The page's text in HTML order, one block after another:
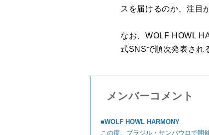
スを届けるのか、注目
なお、WOLF HOWL
式SNSで順次発表され
メンバーコメント
■WOLF HOWL HARMONY
この度、ブラジル・サンパウロで開